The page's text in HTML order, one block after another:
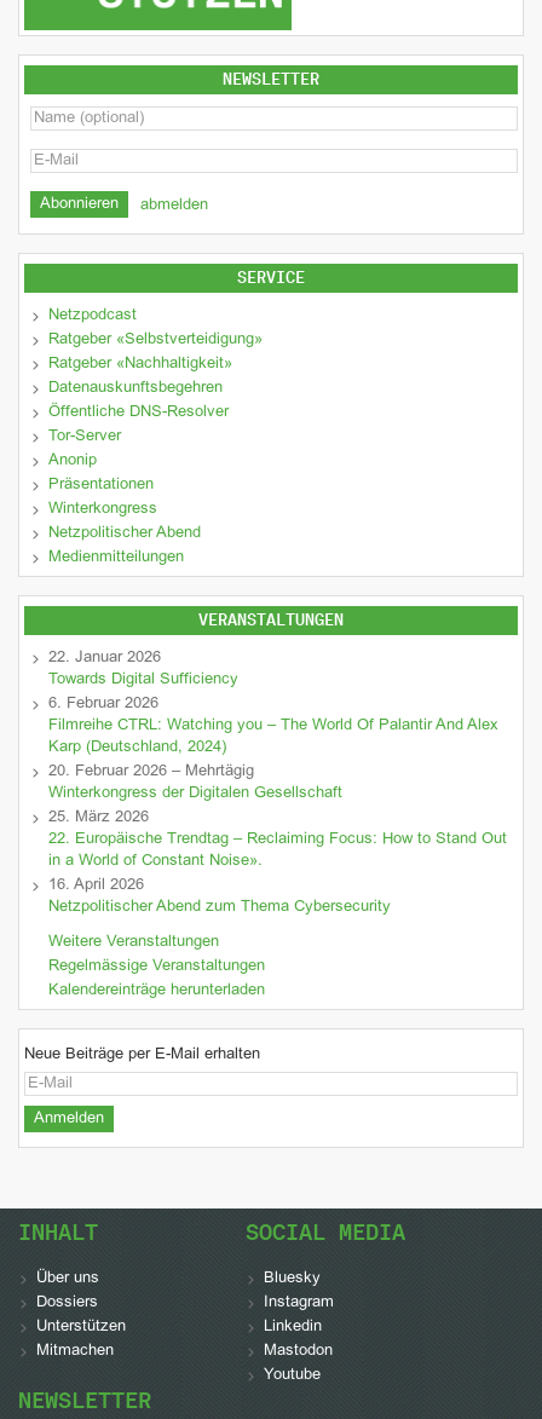
NEWSLETTER
abmelden
SERVICE
Netzpodcast
Ratgeber «Selbstverteidigung»
Ratgeber «Nachhaltigkeit»
Datenauskunftsbegehren
Öffentliche DNS-Resolver
Tor-Server
Anonip
Präsentationen
Winterkongress
Netzpolitischer Abend
Medienmitteilungen
VERANSTALTUNGEN
22. Januar 2026
Towards Digital Sufficiency
6. Februar 2026
Filmreihe CTRL: Watching you – The World Of Palantir And Alex
Karp (Deutschland, 2024)
20. Februar 2026 – Mehrtägig
Winterkongress der Digitalen Gesellschaft
25. März 2026
22. Europäische Trendtag – Reclaiming Focus: How to Stand Out
in a World of Constant Noise».
16. April 2026
Netzpolitischer Abend zum Thema Cybersecurity
Weitere Veranstaltungen
Regelmässige Veranstaltungen
Kalendereinträge herunterladen
Neue Beiträge per E-Mail erhalten
INHALT
Über uns
Dossiers
Unterstützen
Mitmachen
SOCIAL MEDIA
Bluesky
Instagram
Linkedin
Mastodon
Youtube
NEWSLETTER